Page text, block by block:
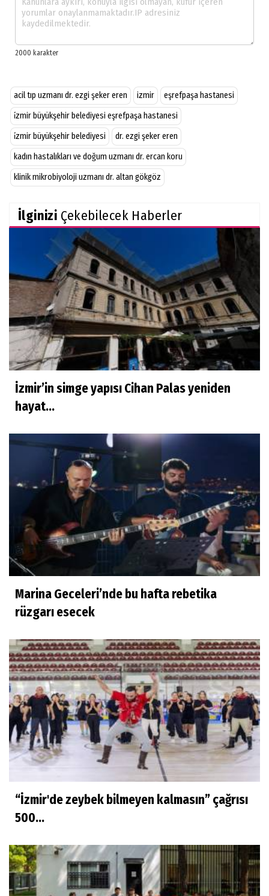
acil tıp uzmanı dr. ezgi şeker eren izmir
eşrefpaşa hastanesi
i̇zmir büyükşehir belediyesi eşrefpaşa hastanesi
i̇zmir büyükşehir belediyesi
dr. ezgi şeker eren
kadın hastalıkları ve doğum uzmanı dr. ercan koru
klinik mikrobiyoloji uzmanı dr. altan gökgöz
İlginizi Çekebilecek Haberler
İzmir’in simge yapısı Cihan Palas yeniden
hayat...
Marina Geceleri’nde bu hafta rebetika
rüzgarı esecek
“İzmir'de zeybek bilmeyen kalmasın” çağrısı
500...